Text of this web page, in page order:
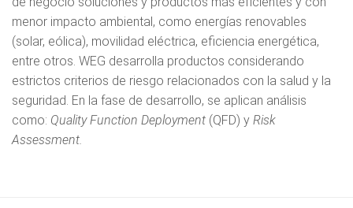
menor impacto ambiental, como energías renovables
(solar, eólica), movilidad eléctrica, eficiencia energética,
entre otros. WEG desarrolla productos considerando
estrictos criterios de riesgo relacionados con la salud y la
seguridad. En la fase de desarrollo, se aplican análisis
como: Quality Function Deployment (QFD) y Risk
Assessment.